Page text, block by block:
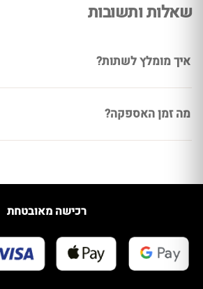
שאלות ותשובות
איך מומלץ לשתות?
מה זמן האספקה?
רכישה מאובטחת